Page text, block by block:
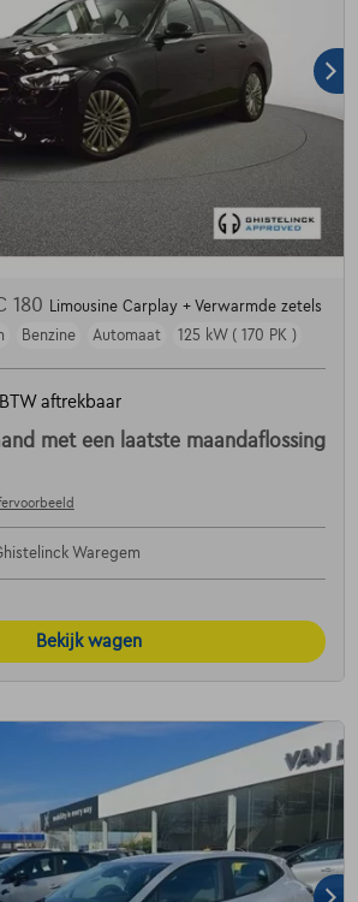
180
Limousine Carplay + Verwarmde zetels
Benzine Automaat 125 kW ( 170 PK )
BTW aftrekbaar
met een laatste maandaflossing
Waregem
Bekijk wagen